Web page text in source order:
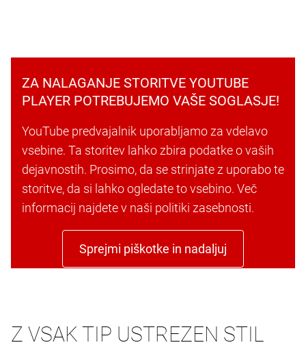
ZA NALAGANJE STORITVE YOUTUBE
PLAYER POTREBUJEMO VAŠE SOGLASJE!
YouTube predvajalnik uporabljamo za vdelavo
vsebine. Ta storitev lahko zbira podatke o vaših
dejavnostih. Prosimo, da se strinjate z uporabo te
storitve, da si lahko ogledate to vsebino. Več
informacij najdete v naši politiki zasebnosti.
Sprejmi piškotke in nadaljuj
Z VSAK TIP USTREZEN STIL